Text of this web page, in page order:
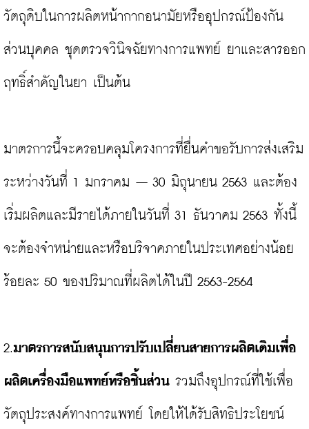
วัตถุดิบในการผลิตหน้ากากอนามัยหรืออุปกรณ์ป้องกัน
ส่วนบุคคล ชุดตรวจวินิจฉัยทางการแพทย์ ยาและสารออก
ฤทธิ์สำคัญในยา เป็นต้น
มาตรการนี้จะครอบคลุมโครงการที่ยื่นคำขอรับการส่งเสริม
ระหว่างวันที่ 1 มกราคม – 30 มิถุนายน 2563 และต้อง
เริ่มผลิตและมีรายได้ภายในวันที่ 31 ธันวาคม 2563 ทั้งนี้
จะต้องจำหน่ายและหรือบริจาคภายในประเทศอย่างน้อย
ร้อยละ 50 ของปริมาณที่ผลิตได้ในปี 2563-2564
2.มาตรการสนับสนุนการปรับเปลี่ยนสายการผลิตเดิมเพื่อ
ผลิตเครื่องมือแพทย์หรือชิ้นส่วน รวมถึงอุปกรณ์ที่ใช้เพื่อ
วัตถุประสงค์ทางการแพทย์ โดยให้ได้รับสิทธิประโยชน์